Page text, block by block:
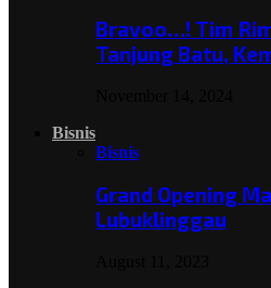
Bravoo…! Tim
Tanjung Batu,
Bisnis
Bisnis
Grand Opening
Lubuklinggau